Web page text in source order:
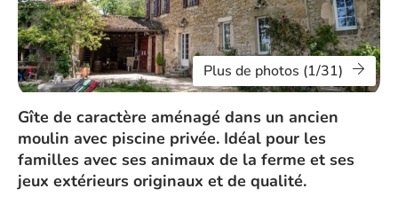
Plus de photos (1/31)
Gîte de caractère aménagé dans un ancien
moulin avec piscine privée. Idéal pour les
familles avec ses animaux de la ferme et ses
jeux extérieurs originaux et de qualité.